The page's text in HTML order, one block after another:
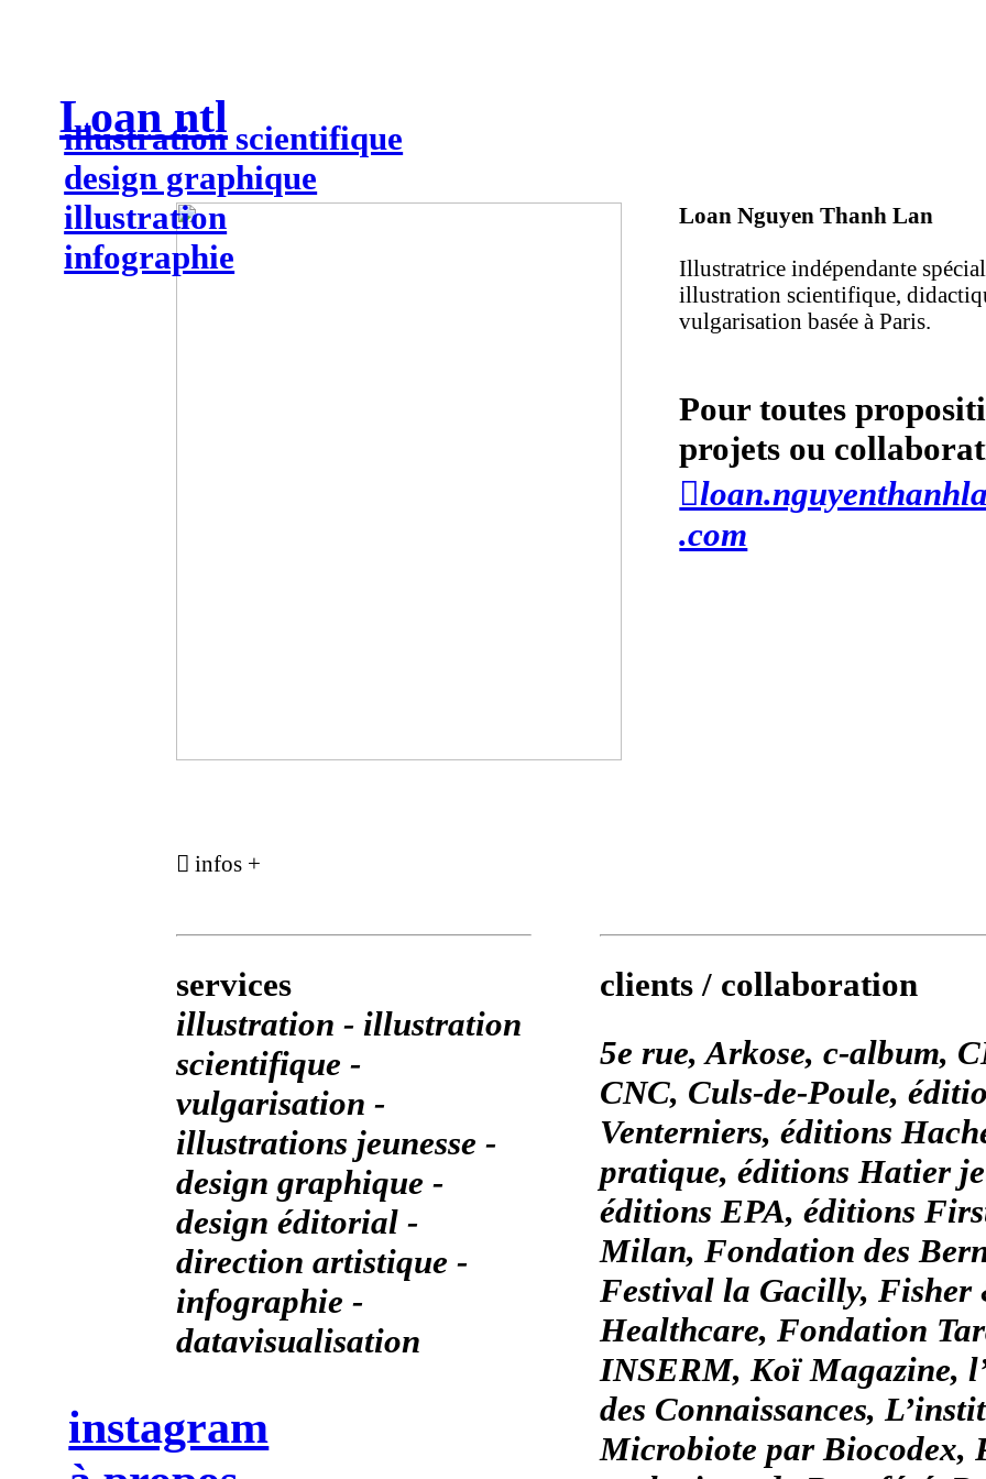
Loan ntl
illustration scientifique
design graphique
illustration
infographie
Loan Nguyen Thanh Lan
Illustratrice indépendante
illustration scientifique,
vulgarisation basée à Paris.
Pour toutes
projets ou
.com
︎︎︎ infos +
services
illustration - illustration
scientifique -
vulgarisation -
illustrations jeunesse -
design graphique -
design éditorial -
direction artistique -
infographie -
datavisualisation
clients / collaboration
5e rue, Arkose, c-album,
CNC, Culs-de-Poule,
Venterniers, éditions
pratique, éditions Hatier
éditions EPA, éditions
Milan, Fondation des
Festival la Gacilly, Fisher
Healthcare, Fondation
INSERM, Koï Magazine,
des Connaissances,
Microbiote par Biocodex,
instagram